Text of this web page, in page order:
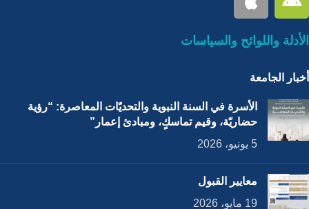
الأدلة واللوائح والسياسات
أخبار الجامعة
الأسرة في السنة النبوية والتحديّات المعاصرة: “رؤية
حضاريّة، وقيم تماسكٍ، ومبادئ إعمار”
5 يونيو، 2026
معايير القبول
19 مايو، 2026